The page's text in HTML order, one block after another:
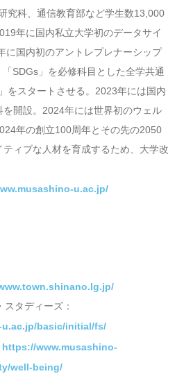
究科、通信教育部など学生数13,000
年に国内私立大学初のデータサイ
に国内初のアントレプレナーシップ
SDGs」を必修科目とした全学共通
をスタートさせる。2023年には国内
開設。2024年には世界初のウェル
年の創立100周年とその先の2050
ィブな人材を育成するため、大学改
u.ac.jp/
タディーズ：
basic/initial/fs/
https://www.musashino-
well-being/